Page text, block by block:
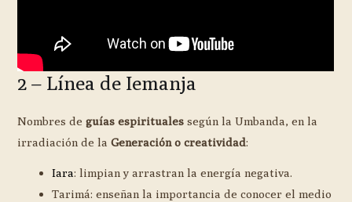
2 – Línea de Iemanja
Nombres deguías espirituales según la Umbanda, en la
irradiación de laGeneración o creatividad:
Iara: limpian y arrastran la energía negativa.
Tarimá: enseñan la importancia de conocer el medio